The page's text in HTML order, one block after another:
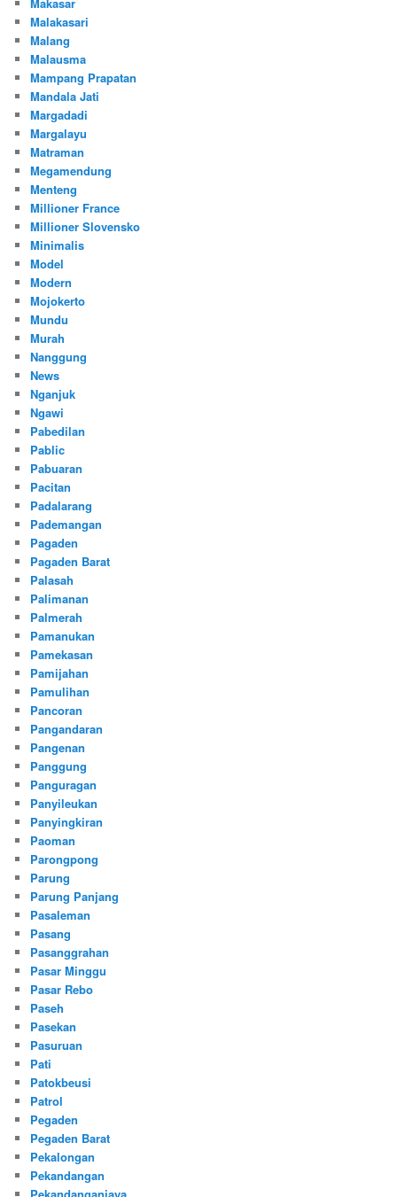
Malakasari
Malang
Malausma
Mampang Prapatan
Mandala Jati
Margadadi
Margalayu
Matraman
Megamendung
Menteng
Millioner France
Millioner Slovensko
Minimalis
Model
Modern
Mojokerto
Mundu
Murah
Nanggung
News
Nganjuk
Ngawi
Pabedilan
Pablic
Pabuaran
Pacitan
Padalarang
Pademangan
Pagaden
Pagaden Barat
Palasah
Palimanan
Palmerah
Pamanukan
Pamekasan
Pamijahan
Pamulihan
Pancoran
Pangandaran
Pangenan
Panggung
Panguragan
Panyileukan
Panyingkiran
Paoman
Parongpong
Parung
Parung Panjang
Pasaleman
Pasang
Pasanggrahan
Pasar Minggu
Pasar Rebo
Paseh
Pasekan
Pasuruan
Pati
Patokbeusi
Patrol
Pegaden
Pegaden Barat
Pekalongan
Pekandangan